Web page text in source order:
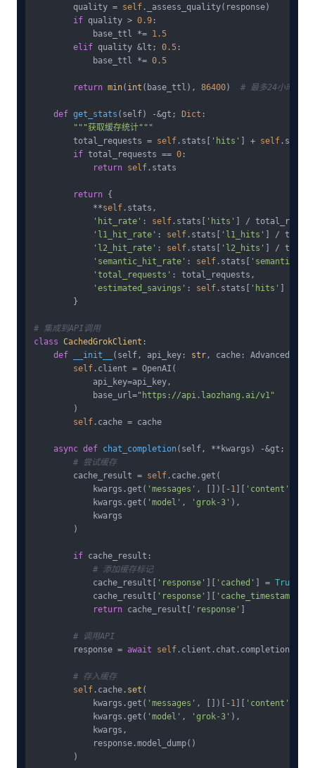
        quality =
self ._assess_quality(response)
if quality > 0.9 :
            base_ttl *=
1.5
elif quality &lt; 0.5 :
            base_ttl *=
0.5
return min( int (base_ttl), 86400) # 最多24小时
def get_stats ( self) -&gt; Dict :
"""获取缓存统计"""
        total_requests =
self .stats[ 'hits' ] + self .stats[
if total_requests == 0 :
return self .stats
return {
            **
self .stats,
'hit_rate' : self .stats[ 'hits' ] /
'l1_hit_rate' : self .stats[ 'l1_hits' ] /
'l2_hit_rate' : self .stats[ 'l2_hits' ] /
'semantic_hit_rate' : self .stats[
'total_requests' : total_requests,
'estimated_savings' : self .stats[ 'hits' ] *
        }
# 集成到API调用
class CachedGrokClient :
def
__init__ ( self, api_key: str , cache:
self .client = OpenAI(
            api_key=api_key,
            base_url=
"https://api.laozhang.ai/v1"
        )
self .cache = cache
async def chat_completion( self, **kwargs ) -&gt;
# 尝试缓存
        cache_result =
self .cache.get(
            kwargs.get(
'messages' , [])[- 1 ][ 'content'
            kwargs.get(
'model' , 'grok-3' ),
            kwargs
        )
if cache_result:
# 添加缓存标记
            cache_result[
'response' ][ 'cached' ] = True
            cache_result[
'response' ][ 'cache_timestamp'
return cache_result[ 'response' ]
# 调用API
        response =
await self
# 存入缓存
self .cache. set (
            kwargs.get(
'messages' , [])[- 1 ][ 'content'
            kwargs.get(
'model' , 'grok-3' ),
            kwargs,
            response.model_dump()
        )